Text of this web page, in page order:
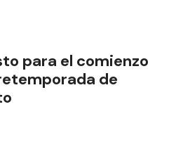
para el comienzo
de